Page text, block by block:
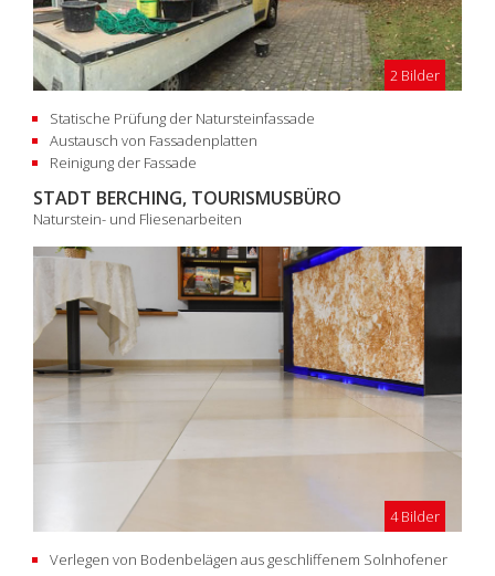
2 Bilder
Statische Prüfung der Natursteinfassade
Austausch von Fassadenplatten
Reinigung der Fassade
STADT BERCHING, TOURISMUSBÜRO
Naturstein- und Fliesenarbeiten
4 Bilder
Verlegen von Bodenbelägen aus geschliffenem Solnhofener